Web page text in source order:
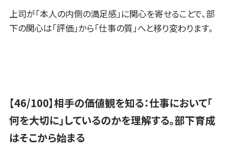
上司が「本人の内側の満足感」に関心を寄せることで、部
下の関心は「評価」から「仕事の質」へと移り変わります。
【46/100】相手の価値観を知る：仕事において「
何を大切に」しているのかを理解する。部下育成
はそこから始まる